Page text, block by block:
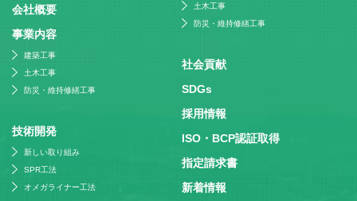
会社概要
事業内容
建築工事
土木工事
防災・維持修繕工事
技術開発
新しい取り組み
SPR工法
オメガライナー工法
土木工事
防災・維持修繕工事
社会貢献
SDGs
採⽤情報
ISO・BCP認証取得
指定請求書
新着情報